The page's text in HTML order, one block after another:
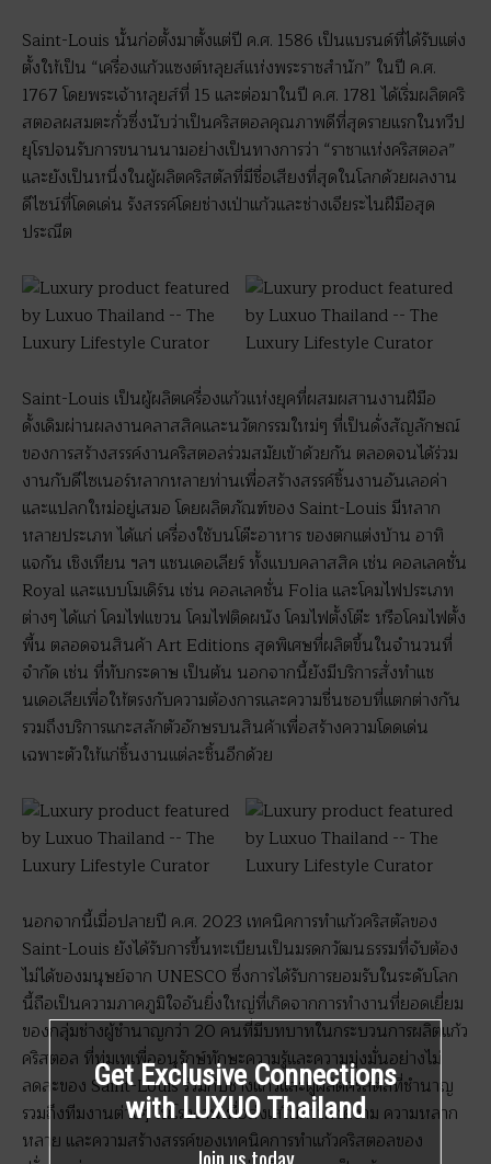
Saint-Louis นั้นก่อตั้งมาตั้งแต่ปี ค.ศ. 1586 เป็นแบรนด์ที่ได้รับแต่ง
ตั้งให้เป็น “เครื่องแก้วแซงต์หลุยส์แห่งพระราชสำนัก” ในปี ค.ศ.
1767 โดยพระเจ้าหลุยส์ที่ 15 และต่อมาในปี ค.ศ. 1781 ได้เริ่มผลิตคริ
สตอลผสมตะกั่วซึ่งนับว่าเป็นคริสตอลคุณภาพดีที่สุดรายแรกในทวีป
ยุโรปจนรับการขนานนามอย่างเป็นทางการว่า “ราชาแห่งคริสตอล”
และยังเป็นหนึ่งในผู้ผลิตคริสตัลที่มีชื่อเสียงที่สุดในโลกด้วยผลงาน
ดีไซน์ที่โดดเด่น รังสรรค์โดยช่างเป่าแก้วและช่างเจียระไนฝีมือสุด
ประณีต
Saint-Louis เป็นผู้ผลิตเครื่องแก้วแห่งยุคที่ผสมผสานงานฝีมือ
ดั้งเดิมผ่านผลงานคลาสสิคและนวัตกรรมใหม่ๆ ที่เป็นดั่งสัญลักษณ์
ของการสร้างสรรค์งานคริสตอลร่วมสมัยเข้าด้วยกัน ตลอดจนได้ร่วม
งานกับดีไซเนอร์หลากหลายท่านเพื่อสร้างสรรค์ชิ้นงานอันเลอค่า
และแปลกใหม่อยู่เสมอ โดยผลิตภัณฑ์ของ Saint-Louis มีหลาก
หลายประเภท ได้แก่ เครื่องใช้บนโต๊ะอาหาร ของตกแต่งบ้าน อาทิ
แจกัน เชิงเทียน ฯลฯ แชนเดอเลียร์ ทั้งแบบคลาสสิค เช่น คอลเลคชั่น
Royal และแบบโมเดิร์น เช่น คอลเลคชั่น Folia และโคมไฟประเภท
ต่างๆ ได้แก่ โคมไฟแขวน โคมไฟติดผนัง โคมไฟตั้งโต๊ะ หรือโคมไฟตั้ง
พื้น ตลอดจนสินค้า Art Editions สุดพิเศษที่ผลิตขึ้นในจำนวนที่
จำกัด เช่น ที่ทับกระดาษ เป็นต้น นอกจากนี้ยังมีบริการสั่งทำแช
นเดอเลียเพื่อให้ตรงกับความต้องการและความชื่นชอบที่แตกต่างกัน
รวมถึงบริการแกะสลักตัวอักษรบนสินค้าเพื่อสร้างความโดดเด่น
เฉพาะตัวให้แก่ชิ้นงานแต่ละชิ้นอีกด้วย
นอกจากนี้เมื่อปลายปี ค.ศ. 2023 เทคนิคการทำแก้วคริสตัลของ
Saint-Louis ยังได้รับการขึ้นทะเบียนเป็นมรดกวัฒนธรรมที่จับต้อง
ไม่ได้ของมนุษย์จาก UNESCO ซึ่งการได้รับการยอมรับในระดับโลก
นี้ถือเป็นความภาคภูมิใจอันยิ่งใหญ่ที่เกิดจากการทำงานที่ยอดเยี่ยม
ของกลุ่มช่างผู้ชำนาญกว่า 20 คนที่มีบทบาทในกระบวนการผลิตแก้ว
คริสตอล ที่ทุ่มเทเพื่ออนุรักษ์ทักษะความรู้และความมุ่งมั่นอย่างไม่
ลดละของ Saint-Louis ร่วมกับช่างแก้วและผู้ผลิตคริสตัลที่ชำนาญ
รวมถึงทีมงานต่างๆ ในโรงงานเพื่อส่งเสริมความงดงาม ความหลาก
หลาย และความสร้างสรรค์ของเทคนิคการทำแก้วคริสตอลของ
Get Exclusive Connections
with LUXUO Thailand
Join us today